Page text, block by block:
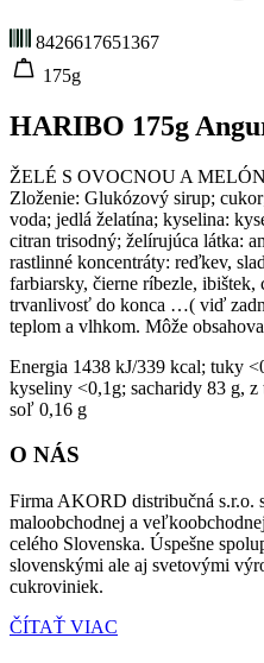
8426617651367
175g
HARIBO 175g
ŽELÉ S OVOCNOU A
Zloženie: Glukózový sirup;
voda; jedlá želatína; kyselina:
citran trisodný; želírujúca látka:
rastlinné koncentráty: reďkev,
farbiarsky, čierne ríbezle,
trvanlivosť do konca …( viď
teplom a vlhkom. Môže
Energia 1438 kJ/339 kcal; tuky
kyseliny <0,1g; sacharidy 83 g,
soľ 0,16 g
O NÁS
Firma AKORD distribučná s.r.o.
maloobchodnej a
celého Slovenska. Úspešne
slovenskými ale aj svetovými
cukroviniek.
ČÍTAŤ VIAC